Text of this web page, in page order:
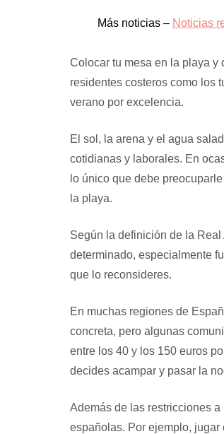
Más noticias – Noticias
Colocar tu mesa en la playa y
residentes costeros como los
verano por excelencia.
El sol, la arena y el agua
cotidianas y laborales. En
lo único que debe
la playa.
Según la definición de la
determinado, especialmente
que lo reconsideres.
En muchas regiones de
concreta, pero algunas
entre los 40 y los 150 euros
decides acampar y pasar la
Además de las restricciones
españolas. Por ejemplo,